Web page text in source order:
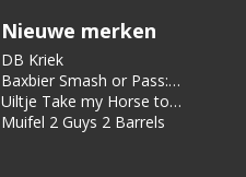
Nieuwe merken
DB Kriek
Baxbier Smash or Pass:
Strata
Uiltje Take my Horse to
the Hotel Room
Muifel 2 Guys 2 Barrels